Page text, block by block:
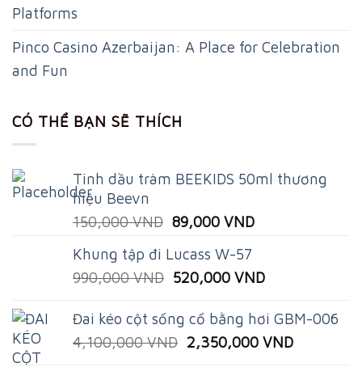
Platforms
Pinco Casino Azerbaijan: A Place for Celebration
and Fun
CÓ THỂ BẠN SẼ THÍCH
Tinh dầu tràm BEEKIDS 50ml thương
hiệu Beevn
150,000VND Original
was:
150,000 VND.
89,000 VNDCurrent
89,000 VND.
Khung tập đi Lucass W-57
990,000VND Original
was:
990,000 VND.
520,000 VNDCurrent
is:
520,000 VND.
Đai kéo cột sống cổ bằng hơi GBM-006
4,100,000VND Original
2,350,000 VNDCurrent